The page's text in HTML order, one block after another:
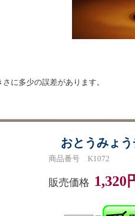
に多少の誤差があります。
おとうみょ
商品番号 K1072
販売価格 1,320